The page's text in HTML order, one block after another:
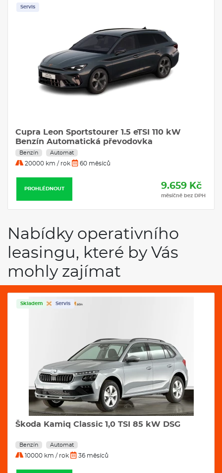
Servis
Cupra Leon Sportstourer 1.5 eTSI 110 kW
Benzín Automatická převodovka
Benzín Automat
20000 km / rok 60 měsíců
PROHLÉDNOUT 9.659 Kč
měsíčně bez DPH
Nabídky operativního
leasingu, které by Vás
mohly zajímat
Skladem Servis
Škoda Kamiq Classic 1,0 TSI 85 kW DSG
Benzín Automat
10000 km / rok 36 měsíců